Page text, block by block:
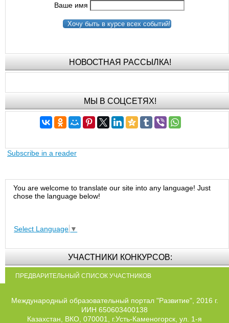
Ваше имя
Хочу быть в курсе всех событий!
НОВОСТНАЯ РАССЫЛКА!
МЫ В СОЦСЕТЯХ!
Subscribe in a reader
You are welcome to translate our site into any language! Just
chose the language below!
Select Language ▼
УЧАСТНИКИ КОНКУРСОВ:
ПРЕДВАРИТЕЛЬНЫЙ СПИСОК УЧАСТНИКОВ
Международный образовательный портал "Развитие", 2016 г.
ИИН 650603400138
Казахстан, ВКО, 070001, г.Усть-Каменогорск, ул. 1-я